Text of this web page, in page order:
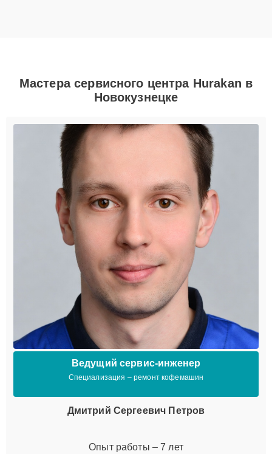
Мастера сервисного центра Hurakan в
Новокузнецке
Ведущий сервис-инженер
Специализация – ремонт кофемашин
Дмитрий Сергеевич Петров
Опыт работы – 7 лет